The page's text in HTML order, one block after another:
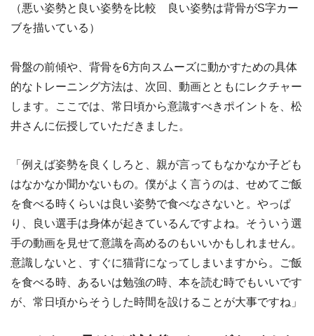
（悪い姿勢と良い姿勢を比較 良い姿勢は背骨がS字カー
ブを描いている）
骨盤の前傾や、背骨を6方向スムーズに動かすための具体
的なトレーニング方法は、次回、動画とともにレクチャー
します。ここでは、常日頃から意識すべきポイントを、松
井さんに伝授していただきました。
「例えば姿勢を良くしろと、親が言ってもなかなか子ども
はなかなか聞かないもの。僕がよく言うのは、せめてご飯
を食べる時くらいは良い姿勢で食べなさないと。やっぱ
り、良い選手は身体が起きているんですよね。そういう選
手の動画を見せて意識を高めるのもいいかもしれません。
意識しないと、すぐに猫背になってしまいますから。ご飯
を食べる時、あるいは勉強の時、本を読む時でもいいです
が、常日頃からそうした時間を設けることが大事ですね」